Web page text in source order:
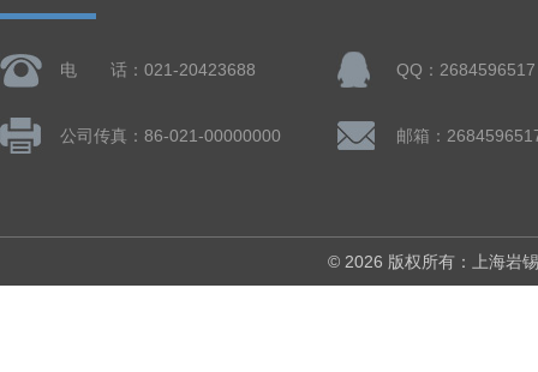
电 话：021-20423688 QQ：2684596517
公司传真：86-021-00000000 邮箱：
© 2026 版权所有：上海岩